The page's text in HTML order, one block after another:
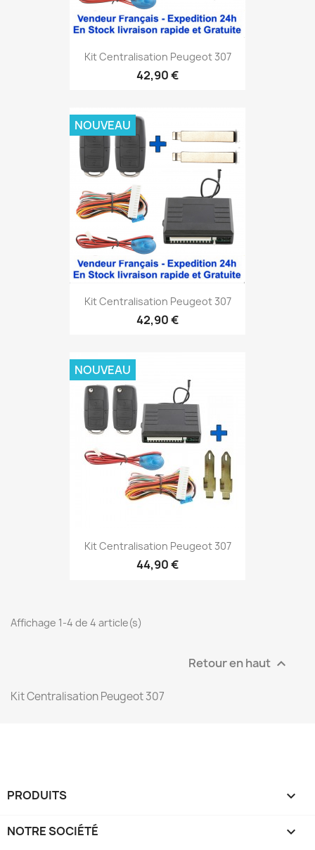
Kit Centralisation Peugeot 307
42,90 €
Kit Centralisation Peugeot 307
42,90 €
NOUVEAU
Kit Centralisation Peugeot 307
44,90 €
NOUVEAU
Affichage 1-4 de 4 article(s)
Retour en haut 
Kit Centralisation Peugeot 307
PRODUITS 
NOTRE SOCIÉTÉ 